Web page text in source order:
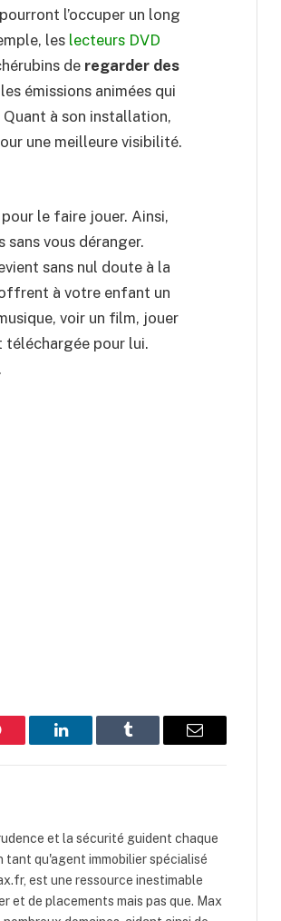
l’occuper un long
les lecteurs DVD
de regarder des
émissions animées qui
à son installation,
une meilleure visibilité.
le faire jouer. Ainsi,
sans vous déranger.
sans nul doute à la
à votre enfant un
voir un film, jouer
téléchargée pour lui.
LinkedIn Tumblr Email
et la sécurité guident chaque
tant qu'agent immobilier spécialisé
est une ressource inestimable
et de placements mais pas que. Max